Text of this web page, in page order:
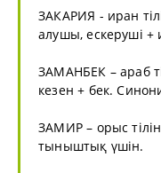
ЗАКАРИЯ - иран
алушы, ескеруші +
ЗАМАНБЕК – араб
кезен + бек.
ЗАМИР – орыс
тыныштық үшін.